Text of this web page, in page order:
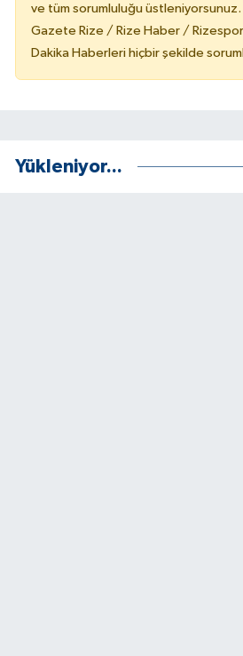
ve tüm sorumluluğu üstleniyorsunuz.
Gazete Rize / Rize Haber /
Dakika Haberleri hiçbir şekilde
Yükleniyor...